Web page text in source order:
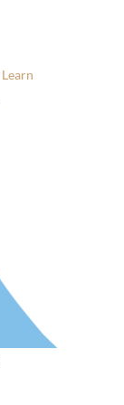
Learn